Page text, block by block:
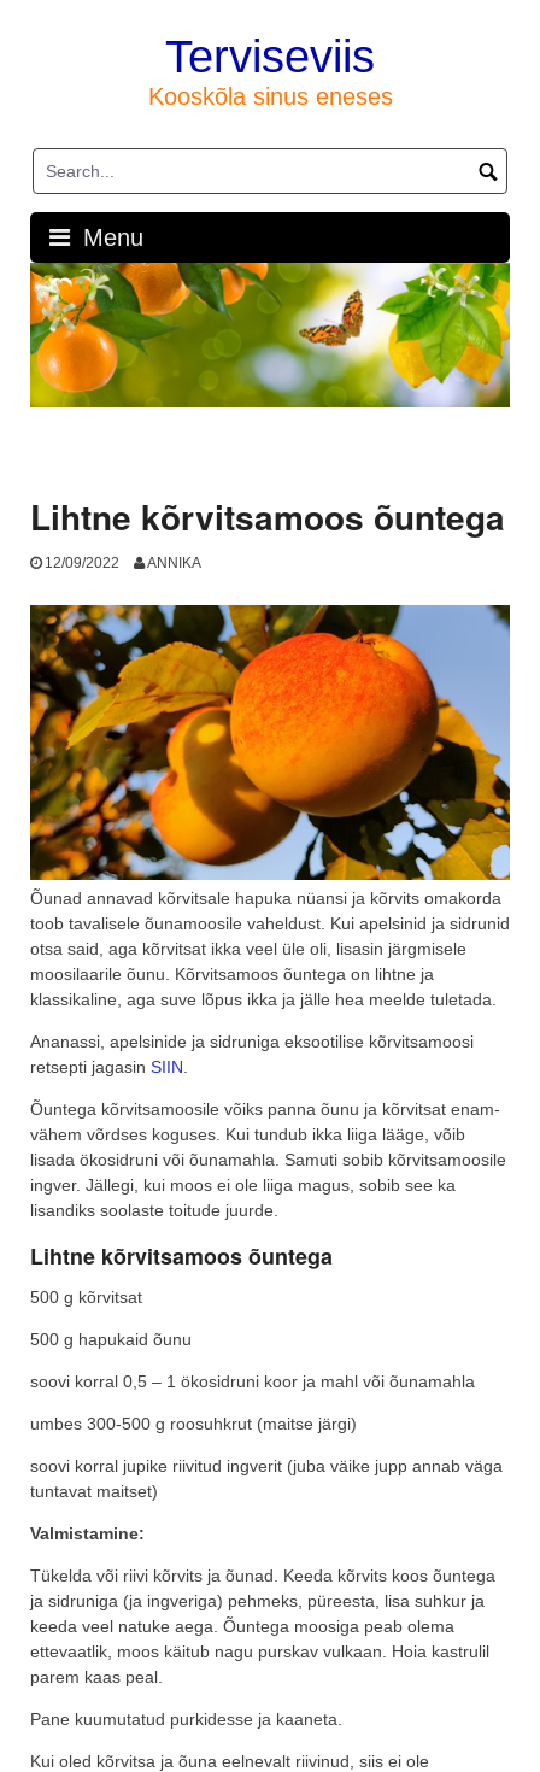
Terviseviis
Kooskõla sinus eneses
Menu
Lihtne kõrvitsamoos õuntega
12/09/2022 ANNIKA
Õunad annavad kõrvitsale hapuka nüansi ja kõrvits omakorda
toob tavalisele õunamoosile vaheldust. Kui apelsinid ja sidrunid
otsa said, aga kõrvitsat ikka veel üle oli, lisasin järgmisele
moosilaarile õunu. Kõrvitsamoos õuntega on lihtne ja
klassikaline, aga suve lõpus ikka ja jälle hea meelde tuletada.
Ananassi, apelsinide ja sidruniga eksootilise kõrvitsamoosi
retsepti jagasin SIIN
Õuntega kõrvitsamoosile võiks panna õunu ja kõrvitsat enam-
vähem võrdses koguses. Kui tundub ikka liiga lääge, võib
lisada ökosidruni või õunamahla. Samuti sobib kõrvitsamoosile
ingver. Jällegi, kui moos ei ole liiga magus, sobib see ka
lisandiks soolaste toitude juurde.
Lihtne kõrvitsamoos õuntega
500 g kõrvitsat
500 g hapukaid õunu
soovi korral 0,5 – 1 ökosidruni koor ja mahl või õunamahla
umbes 300-500 g roosuhkrut (maitse järgi)
soovi korral jupike riivitud ingverit (juba väike jupp annab väga
tuntavat maitset)
Valmistamine:
Tükelda või riivi kõrvits ja õunad. Keeda kõrvits koos õuntega
ja sidruniga (ja ingveriga) pehmeks, püreesta, lisa suhkur ja
keeda veel natuke aega. Õuntega moosiga peab olema
ettevaatlik, moos käitub nagu purskav vulkaan. Hoia kastrulil
parem kaas peal.
Pane kuumutatud purkidesse ja kaaneta.
Kui oled kõrvitsa ja õuna eelnevalt riivinud, siis ei ole